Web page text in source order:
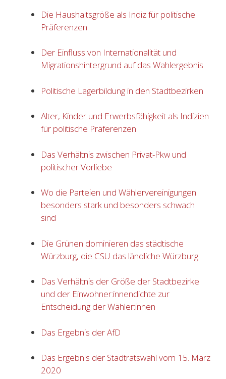
Die Haushaltsgröße als Indiz für politische
Präferenzen
Der Einfluss von Internationalität und
Migrationshintergrund auf das Wahlergebnis
Politische Lagerbildung in den Stadtbezirken
Alter, Kinder und Erwerbsfähigkeit als Indizien
für politische Präferenzen
Das Verhältnis zwischen Privat-Pkw und
politischer Vorliebe
Wo die Parteien und Wählervereinigungen
besonders stark und besonders schwach
sind
Die Grünen dominieren das städtische
Würzburg, die CSU das ländliche Würzburg
Das Verhältnis der Größe der Stadtbezirke
und der Einwohner:innendichte zur
Entscheidung der Wähler:innen
Das Ergebnis der AfD
Das Ergebnis der Stadtratswahl vom 15. März
2020